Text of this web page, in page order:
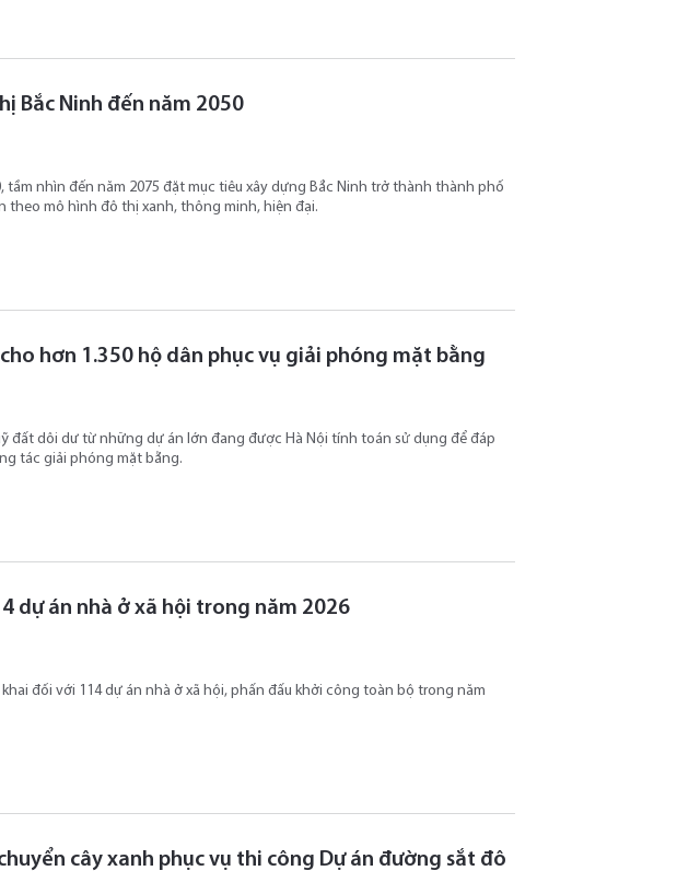
Bắc Ninh đến năm 2050
tầm nhìn đến năm 2075 đặt mục tiêu xây dựng Bắc Ninh trở thành thành phố
theo mô hình đô thị xanh, thông minh, hiện đại.
hơn 1.350 hộ dân phục vụ giải phóng mặt bằng
đất dôi dư từ những dự án lớn đang được Hà Nội tính toán sử dụng để đáp
tác giải phóng mặt bằng.
dự án nhà ở xã hội trong năm 2026
đối với 114 dự án nhà ở xã hội, phấn đấu khởi công toàn bộ trong năm
cây xanh phục vụ thi công Dự án đường sắt đô